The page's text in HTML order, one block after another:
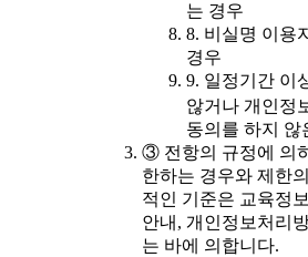
는 경우
8. 비실명 이용
경우
9. 일정기간 이
않거나 개인정
동의를 하지 않
③ 전항의 규정에 의
한하는 경우와 제한
적인 기준은 교육정
안내, 개인정보처리
는 바에 의합니다.